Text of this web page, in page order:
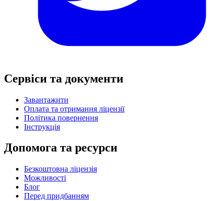
Сервіси та документи
Завантажити
Оплата та отримання ліцензії
Політика повернення
Інструкція
Допомога та ресурси
Безкоштовна ліцензія
Можливості
Блог
Перед придбанням